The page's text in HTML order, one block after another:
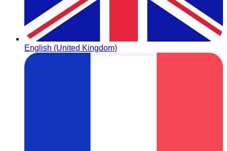
English (United Kingdom)